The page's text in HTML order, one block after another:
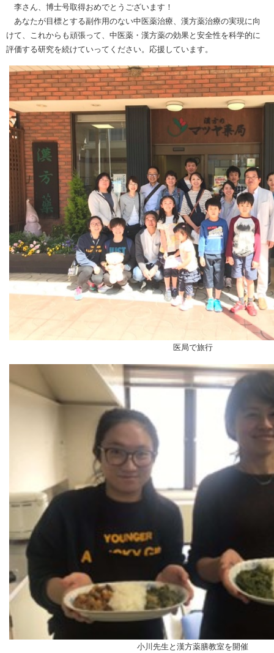
李さん、博士号取得おめでとうございます！
あなたが目標とする副作用のない中医薬治療、漢方薬治療の実現に向
けて、これからも頑張って、中医薬・漢方薬の効果と安全性を科学的に
評価する研究を続けていってください。応援しています。
医局で旅行
小川先生と漢方薬膳教室を開催